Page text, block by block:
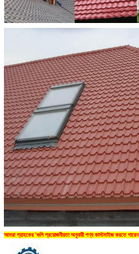
আমরা গ্রাহকের 'গুলি প্রয়োজনীয়তা অনুযায়ী পণ্য কাস্টমাইজ করতে পারেন